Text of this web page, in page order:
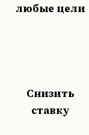
любые цели
Снизить
ставку